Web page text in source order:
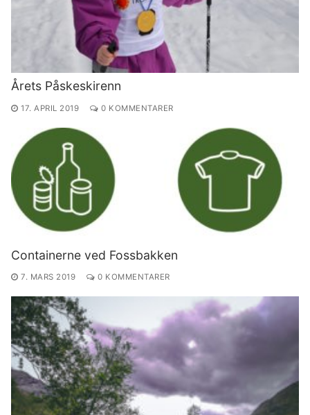
Årets Påskeskirenn
17. APRIL 2019 0 KOMMENTARER
Containerne ved Fossbakken
7. MARS 2019 0 KOMMENTARER